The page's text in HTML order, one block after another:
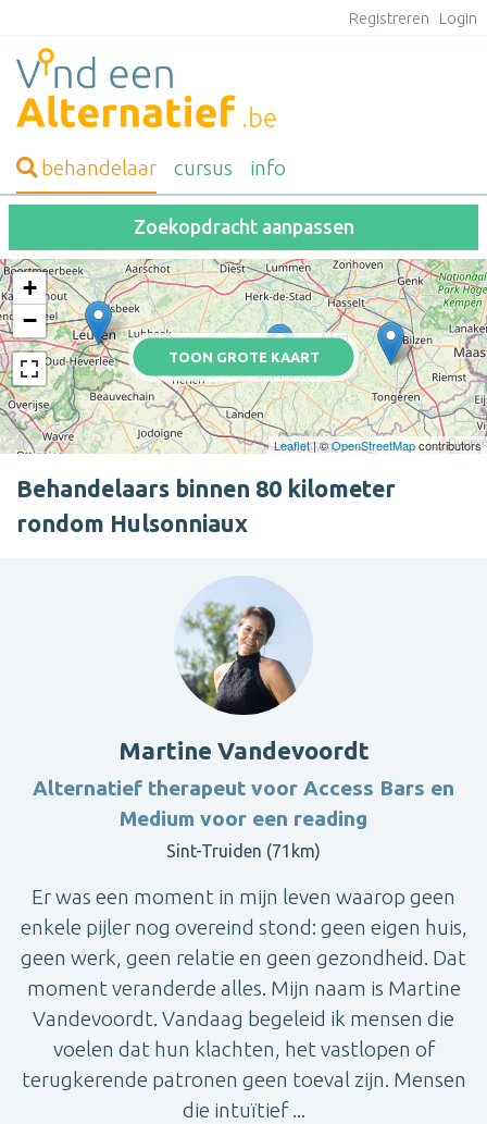
Registreren Login
behandelaar cursus info
Zoekopdracht aanpassen
TOON GROTE KAART
+
−
Leaflet| ©OpenStreetMapcontributors
Behandelaars binnen 80 kilometer
rondom Hulsonniaux
Martine Vandevoordt
Alternatief therapeut voor Access Bars en
Medium voor een reading
Sint-Truiden (71km)
Er was een moment in mijn leven waarop geen
enkele pijler nog overeind stond: geen eigen huis,
geen werk, geen relatie en geen gezondheid. Dat
moment veranderde alles. Mijn naam is Martine
Vandevoordt. Vandaag begeleid ik mensen die
voelen dat hun klachten, het vastlopen of
terugkerende patronen geen toeval zijn. Mensen
die intuïtief ...